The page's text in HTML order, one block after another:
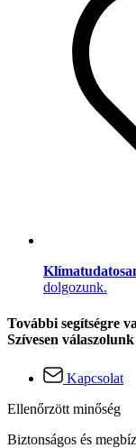
dolgozunk.
További segítségre
Szívesen
Kapcsolat
Ellenőrzött minőség
Biztonságos és